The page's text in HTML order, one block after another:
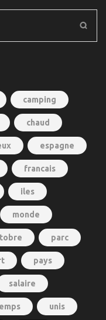
camping
chaud
espagne
francais
iles
monde
parc
pays
salaire
unis